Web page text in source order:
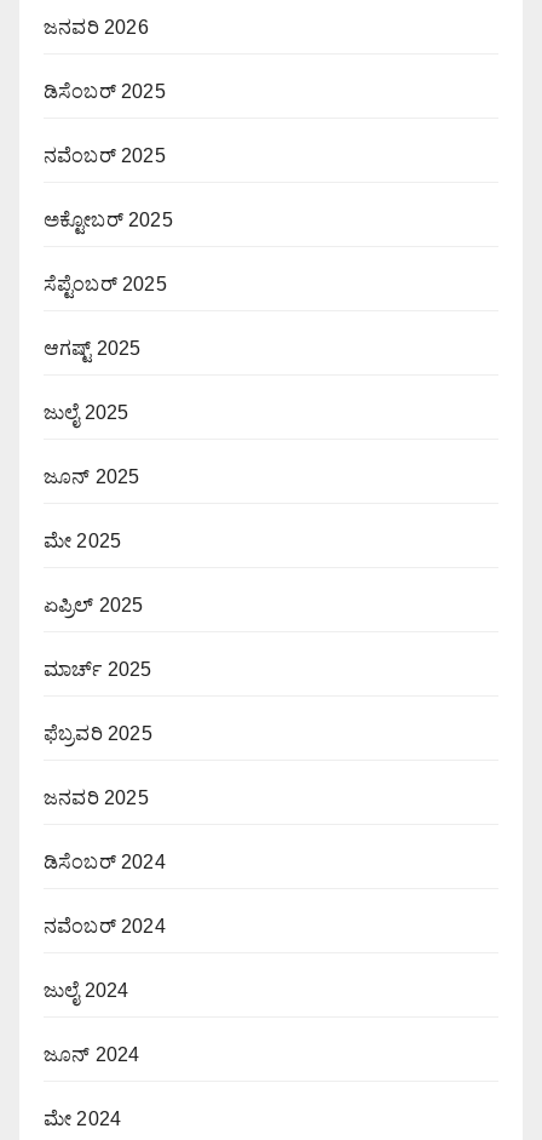
ಜನವರಿ 2026
ಡಿಸೆಂಬರ್ 2025
ನವೆಂಬರ್ 2025
ಅಕ್ಟೋಬರ್ 2025
ಸೆಪ್ಟೆಂಬರ್ 2025
ಆಗಷ್ಟ್ 2025
ಜುಲೈ 2025
ಜೂನ್ 2025
ಮೇ 2025
ಏಪ್ರಿಲ್ 2025
ಮಾರ್ಚ್ 2025
ಫೆಬ್ರವರಿ 2025
ಜನವರಿ 2025
ಡಿಸೆಂಬರ್ 2024
ನವೆಂಬರ್ 2024
ಜುಲೈ 2024
ಜೂನ್ 2024
ಮೇ 2024